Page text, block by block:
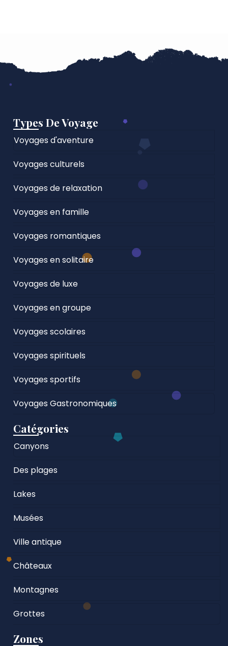
Types De Voyage
Voyages d'aventure
Voyages culturels
Voyages de relaxation
Voyages en famille
Voyages romantiques
Voyages en solitaire
Voyages de luxe
Voyages en groupe
Voyages scolaires
Voyages spirituels
Voyages sportifs
Voyages Gastronomiques
Catégories
Canyons
Des plages
Lakes
Musées
Ville antique
Châteaux
Montagnes
Grottes
Zones